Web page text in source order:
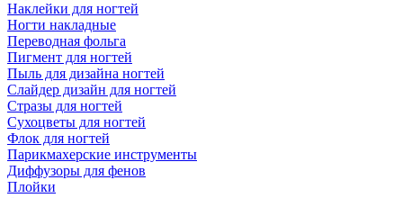
Наклейки для ногтей
Ногти накладные
Переводная фольга
Пигмент для ногтей
Пыль для дизайна ногтей
Слайдер дизайн для ногтей
Стразы для ногтей
Сухоцветы для ногтей
Флок для ногтей
Парикмахерские инструменты
Диффузоры для фенов
Плойки